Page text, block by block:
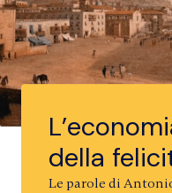
della
Le parole di